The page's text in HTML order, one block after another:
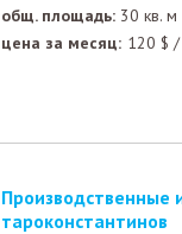
общ. площадь: 30 кв. м
цена за месяц: 120 $ /
Производственные и офисные помещения,склады г. С
тароконстантинов